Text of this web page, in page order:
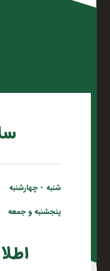
شنبه - چهارشنبه
پنجشنبه و جمعه